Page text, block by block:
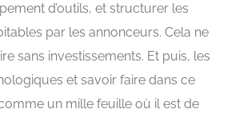
d’outils, et structurer les
par les annonceurs. Cela ne
sans investissements. Et puis, les
et savoir faire dans ce
un mille feuille où il est de